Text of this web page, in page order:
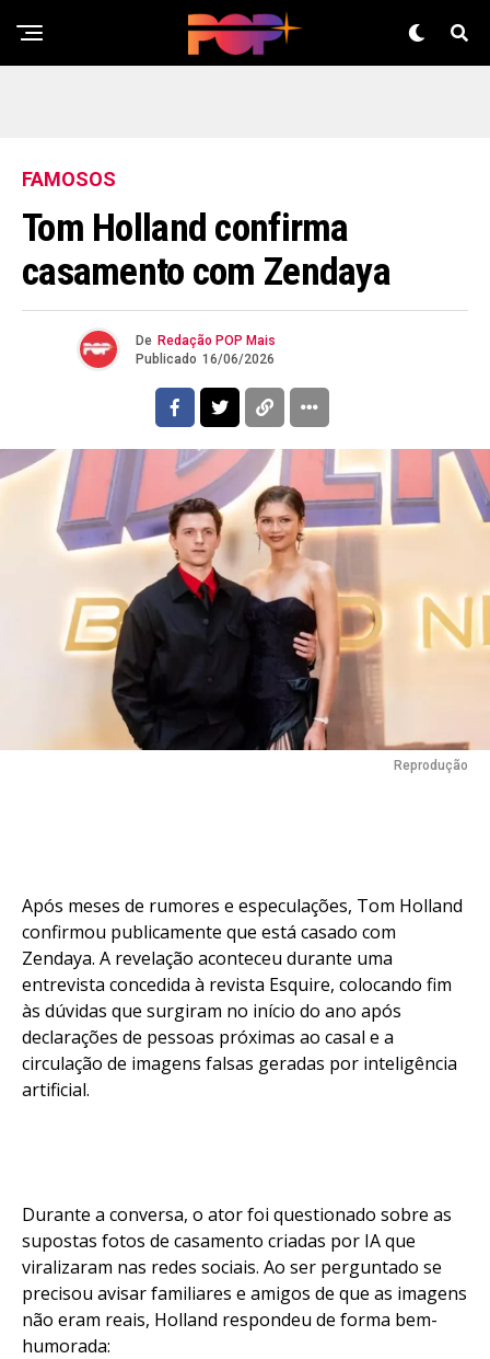
FAMOSOS
Tom Holland confirma
casamento com Zendaya
De Redação POP Mais
Publicado 16/06/2026
Reprodução
Após meses de rumores e especulações, Tom Holland
confirmou publicamente que está casado com
Zendaya. A revelação aconteceu durante uma
entrevista concedida à revista Esquire, colocando fim
às dúvidas que surgiram no início do ano após
declarações de pessoas próximas ao casal e a
circulação de imagens falsas geradas por inteligência
artificial.
Durante a conversa, o ator foi questionado sobre as
supostas fotos de casamento criadas por IA que
viralizaram nas redes sociais. Ao ser perguntado se
precisou avisar familiares e amigos de que as imagens
não eram reais, Holland respondeu de forma bem-
humorada: